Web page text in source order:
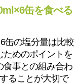
缶を食べる
缶の塩分量は比較
ためのポイントを
食事との組み合わ
ることが大切で